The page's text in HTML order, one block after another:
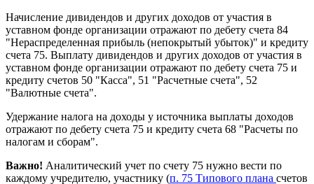
Начисление дивидендов и других доходов от участия в
уставном фонде организации отражают по дебету счета 84
"Нераспределенная прибыль (непокрытый убыток)" и кредиту
счета 75. Выплату дивидендов и других доходов от участия в
уставном фонде организации отражают по дебету счета 75 и
кредиту счетов 50 "Касса", 51 "Расчетные счета", 52
"Валютные счета".
Удержание налога на доходы у источника выплаты доходов
отражают по дебету счета 75 и кредиту счета 68 "Расчеты по
налогам и сборам".
Важно! Аналитический учет по счету 75 нужно вести по
каждому учредителю, участнику (п. 75 Типового плана счетов